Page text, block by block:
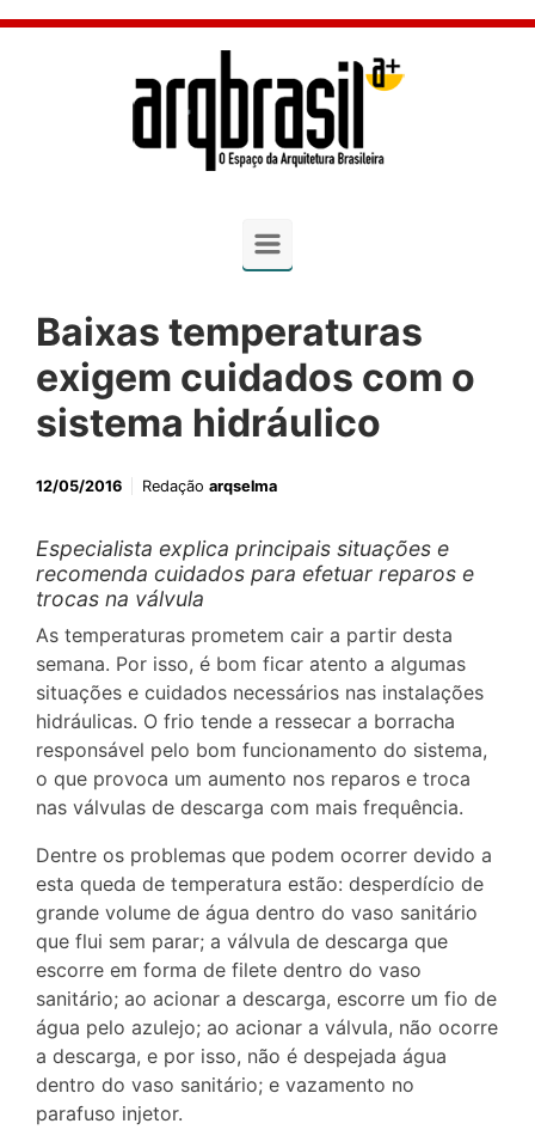
Skip to main content
Baixas temperaturas
exigem cuidados com o
sistema hidráulico
12/05/2016 Redação arqselma
Especialista explica principais situações e
recomenda cuidados para efetuar reparos e
trocas na válvula
As temperaturas prometem cair a partir desta
semana. Por isso, é bom ficar atento a algumas
situações e cuidados necessários nas instalações
hidráulicas. O frio tende a ressecar a borracha
responsável pelo bom funcionamento do sistema,
o que provoca um aumento nos reparos e troca
nas válvulas de descarga com mais frequência.
Dentre os problemas que podem ocorrer devido a
esta queda de temperatura estão: desperdício de
grande volume de água dentro do vaso sanitário
que flui sem parar; a válvula de descarga que
escorre em forma de filete dentro do vaso
sanitário; ao acionar a descarga, escorre um fio de
água pelo azulejo; ao acionar a válvula, não ocorre
a descarga, e por isso, não é despejada água
dentro do vaso sanitário; e vazamento no
parafuso injetor.